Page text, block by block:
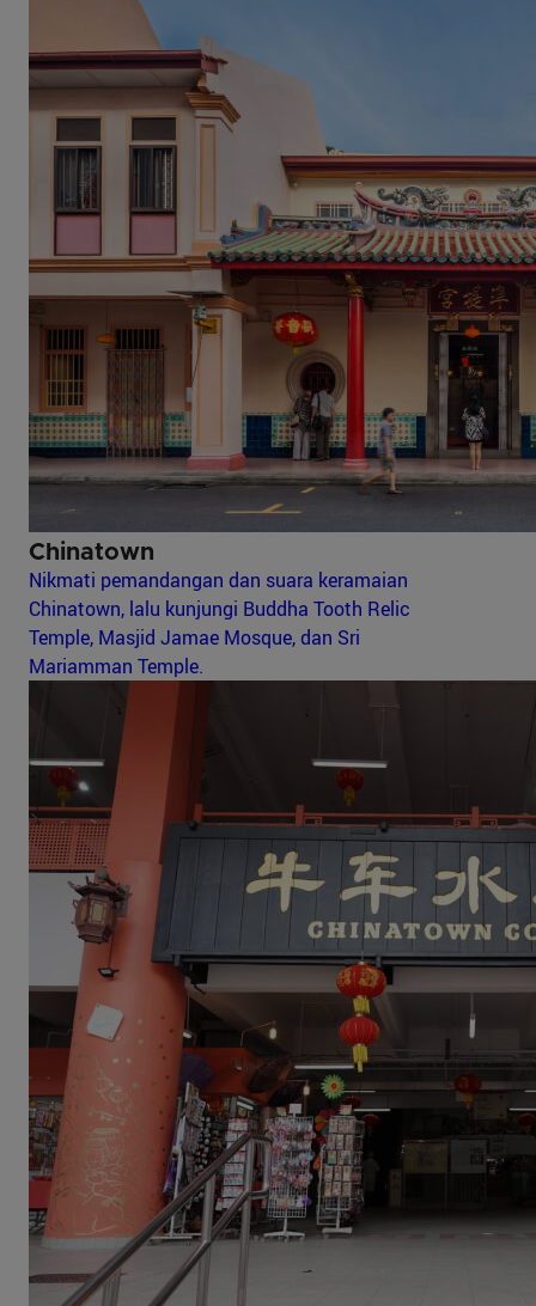
Chinatown
Nikmati pemandangan dan suara keramaian
Chinatown, lalu kunjungi Buddha Tooth Relic
Temple, Masjid Jamae Mosque, dan Sri
Mariamman Temple.